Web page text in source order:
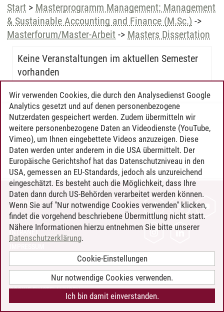
Start > Masterprogramm Management: Management
& Sustainable Accounting and Finance (M.Sc.) ->
Masterforum/Master-Arbeit -> Masters Dissertation
Keine Veranstaltungen im aktuellen Semester
vorhanden
Timo Leder/30.06.2024
KONTAKT
LEUPHANA ALS ARBEITGEBER
INTRANET
BARRIEREFREIHEIT
COOKIE-EINSTELLUNGEN
Wir verwenden Cookies, die durch den Analysedienst Google
Analytics gesetzt und auf denen personenbezogene
Nutzerdaten gespeichert werden. Zudem übermitteln wir
weitere personenbezogene Daten an Videodienste (YouTube,
Vimeo), um Ihnen eingebettete Videos anzuzeigen. Diese
Daten werden unter anderem in die USA übermittelt. Der
Europäische Gerichtshof hat das Datenschutzniveau in den
USA, gemessen an EU-Standards, jedoch als unzureichend
eingeschätzt. Es besteht auch die Möglichkeit, dass Ihre
Daten dann durch US-Behörden verarbeitet werden können.
Wenn Sie auf "Nur notwendige Cookies verwenden" klicken,
findet die vorgehend beschriebene Übermittlung nicht statt.
Nähere Informationen hierzu entnehmen Sie bitte unserer
Datenschutzerklärung.
Cookie-Einstellungen
Nur notwendige Cookies verwenden.
Ich bin damit einverstanden.